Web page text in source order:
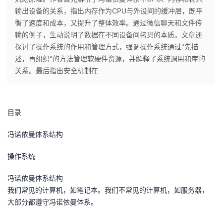
个
人
主
我
的
发
者
我
的
博
我
的
我
我
开
发
者
学
堂
Programs
的
支
持
我
输出设备的关系，指出内存作为CPU与外设间的缓冲层，既平
衡了速度和成本，又提升了整体效率。通过微信聊天和文件传
输的例子，生动说明了数据在不同设备间拷贝的本质。文章还
探讨了操作系统的作用和管理方式，强调操作系统通过"先描
述，再组织"的方法管理软硬件资源，并解释了系统调用和库的
关系。最后指出安全机制在
目录
冯诺依曼体系结构
操作系统
冯诺依曼体系结构
我们常⻅的计算机，如笔记本。我们不常⻅的计算机，如服务器，
⼤部分都遵守冯诺依曼体系。